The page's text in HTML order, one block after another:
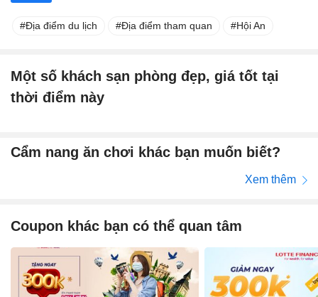
Địa điểm du lịch Địa điểm tham quan Hội An
Một số khách sạn phòng đẹp, giá tốt tại
thời điểm này
Cẩm nang ăn chơi khác bạn muốn biết?
Xem thêm
Coupon khác bạn có thể quan tâm